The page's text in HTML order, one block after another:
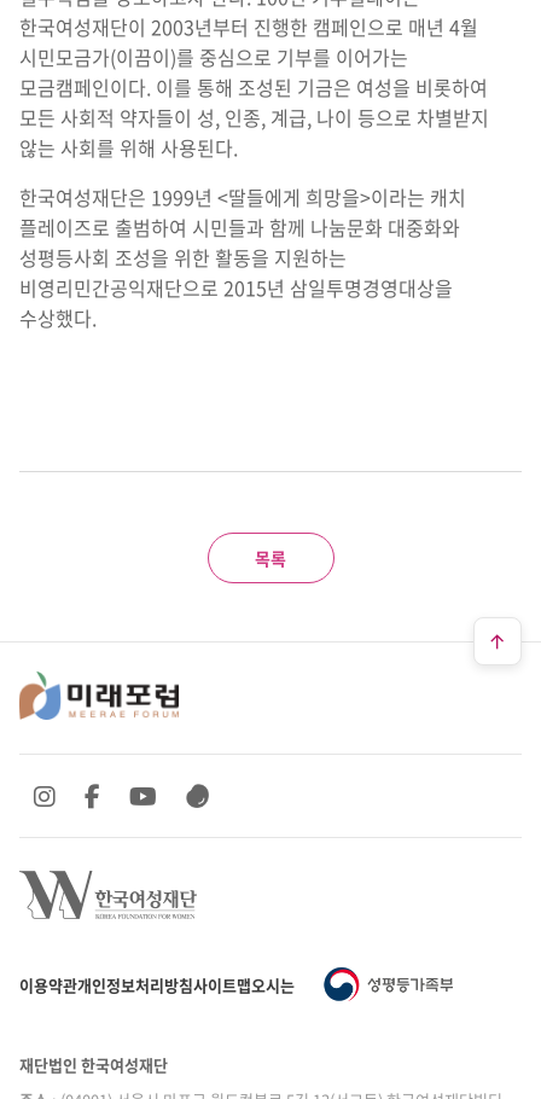
한국여성재단이 2003년부터 진행한 캠페인으로 매년 4월
시민모금가(이끔이)를 중심으로 기부를 이어가는
모금캠페인이다. 이를 통해 조성된 기금은 여성을 비롯하여
모든 사회적 약자들이 성, 인종, 계급, 나이 등으로 차별받지
않는 사회를 위해 사용된다.
한국여성재단은 1999년 <딸들에게 희망을>이라는 캐치
플레이즈로 출범하여 시민들과 함께 나눔문화 대중화와
성평등사회 조성을 위한 활동을 지원하는
비영리민간공익재단으로 2015년 삼일투명경영대상을
수상했다.
목록
이용약관개인정보처리방침사이트맵오시는 길
SNS 바로가기
SNS 바로가기SNS 바로가기
SNS 바로가기
재단법인 한국여성재단